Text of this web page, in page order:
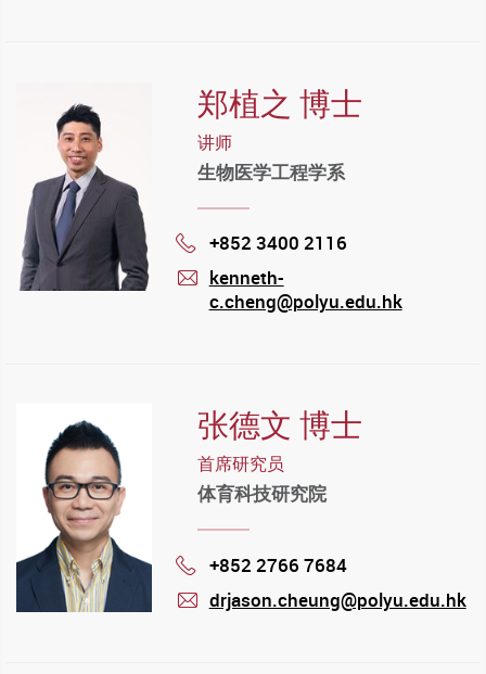
郑植之 博士
讲师
生物医学工程学系
Phone
+852 3400 2116
mail
kenneth-
c.cheng@polyu.edu.hk
张德文 博士
首席研究员
体育科技研究院
Phone
+852 2766 7684
drjason.cheung@polyu.edu.hk